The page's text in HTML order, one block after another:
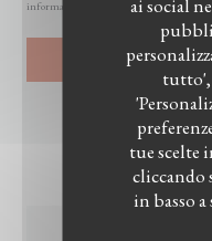
tue scelte
cliccando
in basso
informazioni sul trattamento dei tuoi